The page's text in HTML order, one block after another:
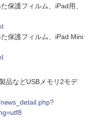
保護フィルム、iPad用、
保護フィルム、iPad Mini
品などUSBメモリ2モデ